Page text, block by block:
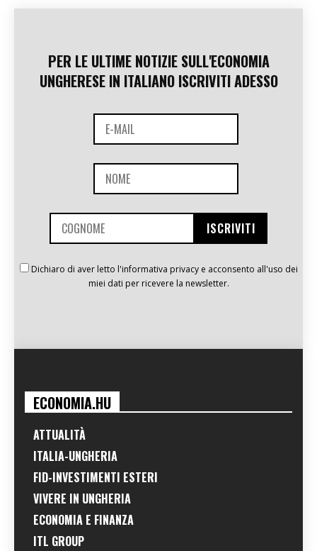
PER LE ULTIME NOTIZIE SULL'ECONOMIA
UNGHERESE IN ITALIANO ISCRIVITI ADESSO
Dichiaro di aver letto l'informativa privacy e acconsento all'uso dei
miei dati per ricevere la newsletter.
ECONOMIA.HU
ATTUALITÀ
ITALIA-UNGHERIA
FID-INVESTIMENTI ESTERI
VIVERE IN UNGHERIA
ECONOMIA E FINANZA
ITL GROUP